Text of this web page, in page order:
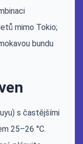
mimo Tokio;
bundu
s častějšími
25–26 °C.